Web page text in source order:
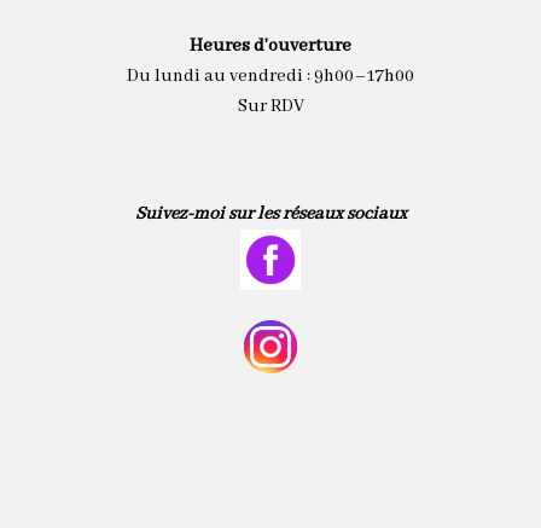
Heures d’ouverture
Du lundi au vendredi : 9h00–17h00
Sur RDV
Suivez-moi sur les réseaux sociaux